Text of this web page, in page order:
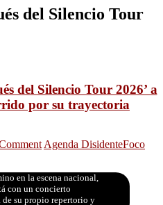
del Silencio Tour
del Silencio Tour 2026’ a
por su trayectoria
Agenda DisidenteFoco
en la escena nacional,
con un concierto
de su propio repertorio y